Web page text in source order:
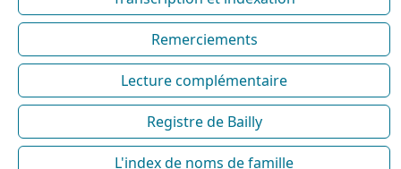
Remerciements
Lecture complémentaire
Registre de Bailly
L'index de noms de famille